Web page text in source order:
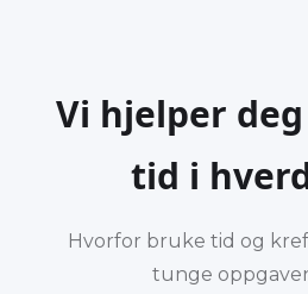
Vi hjelper
tid i
Hvorfor bruke tid og
tunge